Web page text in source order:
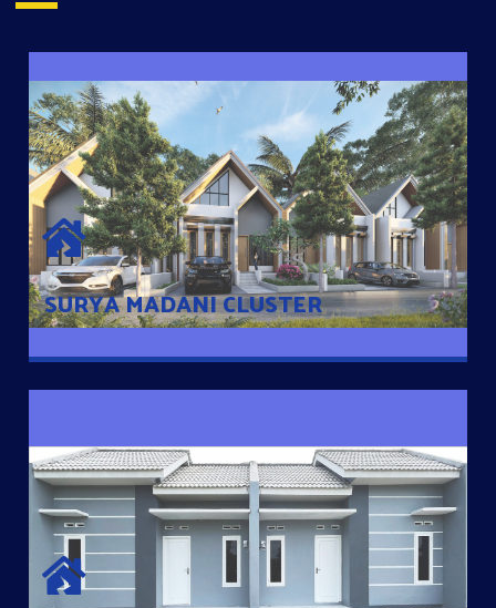
SURYA MADANI CLUSTER
SURYA MADANI CLUSTER
Desain Modern Minimalis dengan Konsep Rumah Pintar
Sehingga Memudahkan Penghuni mengakses rumahnya
dengan Ponsel
SURYA MADANI DUA
Satu-satunya Hunian nyaman dengan harga subsidi hanya 100
jutaan dengan lokasi strategis di Tuban